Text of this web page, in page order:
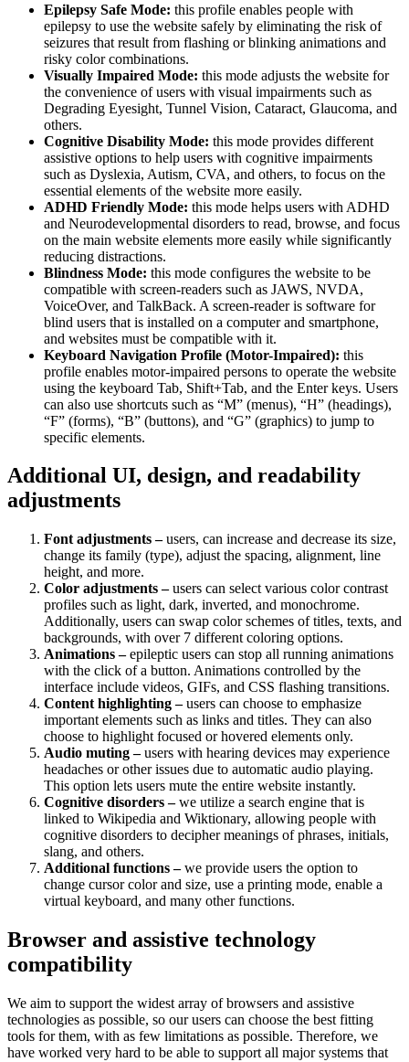
Epilepsy Safe Mode: this profile enables people with
epilepsy to use the website safely by eliminating the risk of
seizures that result from flashing or blinking animations and
risky color combinations.
Visually Impaired Mode: this mode adjusts the website for
the convenience of users with visual impairments such as
Degrading Eyesight, Tunnel Vision, Cataract, Glaucoma, and
others.
Cognitive Disability Mode: this mode provides different
assistive options to help users with cognitive impairments
such as Dyslexia, Autism, CVA, and others, to focus on the
essential elements of the website more easily.
ADHD Friendly Mode: this mode helps users with ADHD
and Neurodevelopmental disorders to read, browse, and focus
on the main website elements more easily while significantly
reducing distractions.
Blindness Mode: this mode configures the website to be
compatible with screen-readers such as JAWS, NVDA,
VoiceOver, and TalkBack. A screen-reader is software for
blind users that is installed on a computer and smartphone,
and websites must be compatible with it.
Keyboard Navigation Profile (Motor-Impaired): this
profile enables motor-impaired persons to operate the website
using the keyboard Tab, Shift+Tab, and the Enter keys. Users
can also use shortcuts such as “M” (menus), “H” (headings),
“F” (forms), “B” (buttons), and “G” (graphics) to jump to
specific elements.
Additional UI, design, and readability
adjustments
Font adjustments –users, can increase and decrease its size,
change its family (type), adjust the spacing, alignment, line
height, and more.
Color adjustments –users can select various color contrast
profiles such as light, dark, inverted, and monochrome.
Additionally, users can swap color schemes of titles, texts, and
backgrounds, with over 7 different coloring options.
Animations –epileptic users can stop all running animations
with the click of a button. Animations controlled by the
interface include videos, GIFs, and CSS flashing transitions.
Content highlighting –users can choose to emphasize
important elements such as links and titles. They can also
choose to highlight focused or hovered elements only.
Audio muting –users with hearing devices may experience
headaches or other issues due to automatic audio playing.
This option lets users mute the entire website instantly.
Cognitive disorders –we utilize a search engine that is
linked to Wikipedia and Wiktionary, allowing people with
cognitive disorders to decipher meanings of phrases, initials,
slang, and others.
Additional functions –we provide users the option to
change cursor color and size, use a printing mode, enable a
virtual keyboard, and many other functions.
Browser and assistive technology
compatibility
We aim to support the widest array of browsers and assistive
technologies as possible, so our users can choose the best fitting
tools for them, with as few limitations as possible. Therefore, we
have worked very hard to be able to support all major systems that